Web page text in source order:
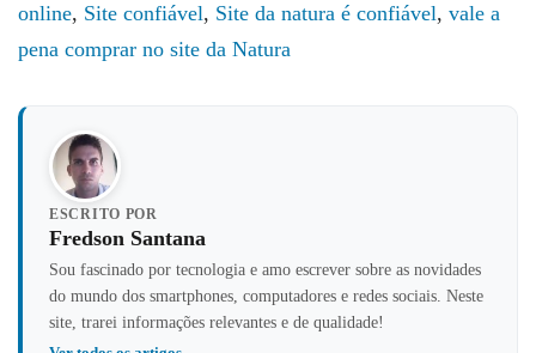
online, Site confiável, Site da natura é confiável, vale a
pena comprar no site da Natura
ESCRITO POR
Fredson Santana
Sou fascinado por tecnologia e amo escrever sobre as novidades
do mundo dos smartphones, computadores e redes sociais. Neste
site, trarei informações relevantes e de qualidade!